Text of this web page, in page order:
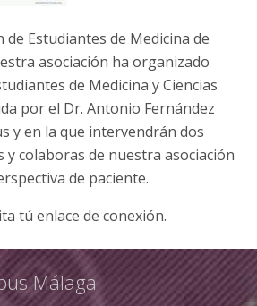
de Estudiantes de Medicina de
asociación ha organizado
de Medicina y Ciencias
por el Dr. Antonio Fernández
y en la que intervendrán dos
y colaboras de nuestra asociación
de paciente.
tú enlace de conexión.
Málaga